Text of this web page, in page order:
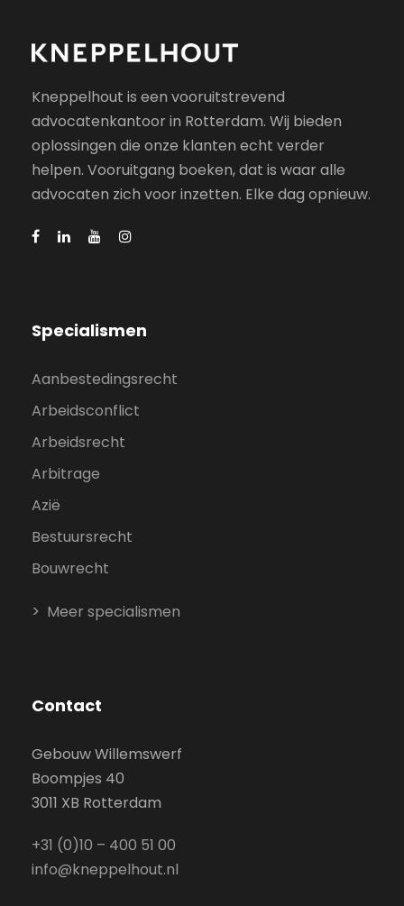
Kneppelhout is een vooruitstrevend
advocatenkantoor in Rotterdam. Wij bieden
oplossingen die onze klanten echt verder
helpen. Vooruitgang boeken, dat is waar alle
advocaten zich voor inzetten. Elke dag opnieuw.
Specialismen
Aanbestedingsrecht
Arbeidsconflict
Arbeidsrecht
Arbitrage
Azië
Bestuursrecht
Bouwrecht
Meer specialismen
Contact
Gebouw Willemswerf
Boompjes 40
3011 XB Rotterdam
+31 (0)10 – 400 51 00
info@kneppelhout.nl